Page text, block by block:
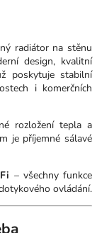
radiátor na stěnu
design, kvalitní
poskytuje stabilní
i komerčních
rozložení tepla a
je příjemné sálavé
– všechny funkce
ovládání.